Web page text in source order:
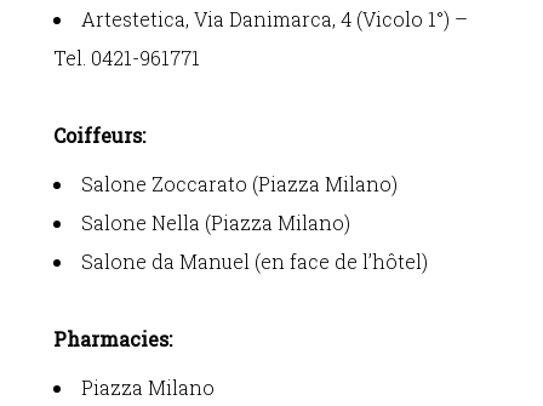
Artestetica, Via Danimarca, 4 (Vicolo 1°) –
Tel. 0421-961771
Coiffeurs:
Salone Zoccarato (Piazza Milano)
Salone Nella (Piazza Milano)
Salone da Manuel (en face de l’hôtel)
Pharmacies:
Piazza Milano